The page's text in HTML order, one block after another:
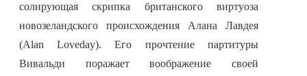
солирующая скрипка британского виртуоза
новозеландского происхождения Алана Лавдея
(Alan Loveday). Его прочтение партитуры
Вивальди поражает воображение своей